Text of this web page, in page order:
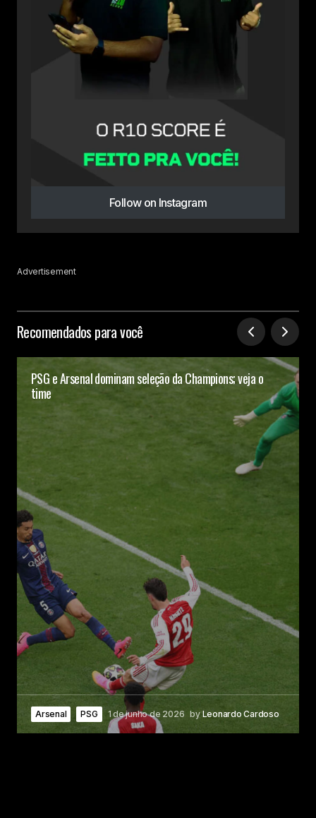
Follow on Instagram
Advertisement
Recomendados para você
PSG e Arsenal dominam seleção da Champions; veja o
time
Arsenal PSG 1 de junho de 2026 by Leonardo Cardoso